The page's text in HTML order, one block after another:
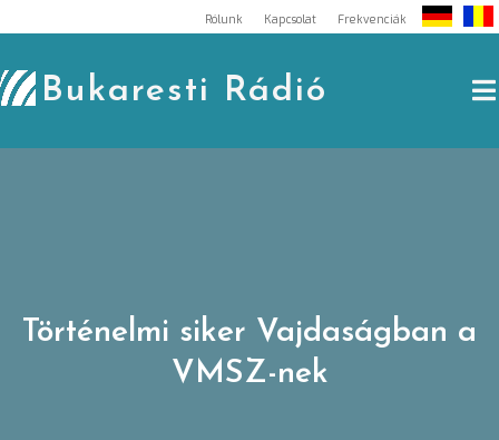
to
content
Rólunk Kapcsolat Frekvenciák
Bukaresti Rádió
Történelmi siker Vajdaságban a
VMSZ-nek